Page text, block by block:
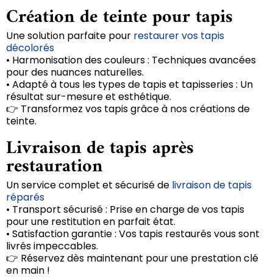
Création de teinte pour tapis
Une solution parfaite pour restaurer vos tapis
décolorés
• Harmonisation des couleurs : Techniques avancées
pour des nuances naturelles.
• Adapté à tous les types de tapis et tapisseries : Un
résultat sur-mesure et esthétique.
👉 Transformez vos tapis grâce à nos créations de
teinte.
Livraison de tapis après
restauration
Un service complet et sécurisé de livraison de tapis
réparés
• Transport sécurisé : Prise en charge de vos tapis
pour une restitution en parfait état.
• Satisfaction garantie : Vos tapis restaurés vous sont
livrés impeccables.
👉 Réservez dès maintenant pour une prestation clé
en main !